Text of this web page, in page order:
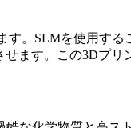
。SLMを使用する
ます。この3Dプリ